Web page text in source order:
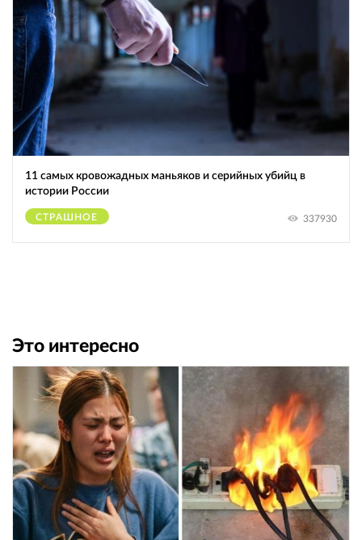
11 самых кровожадных маньяков и серийных убийц в
истории России
СТРАШНОЕ 337930
Это интересно